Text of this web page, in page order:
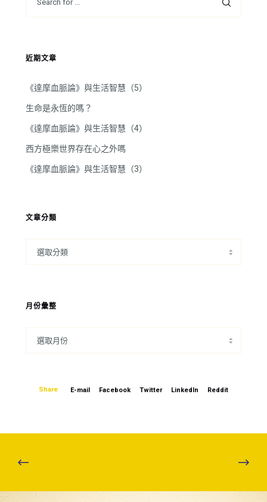
近期文章
《達摩血脈論》與生活智慧（5）
生命是永恆的嗎？
《達摩血脈論》與生活智慧（4）
西方極樂世界存在心之外嗎
《達摩血脈論》與生活智慧（3）
文章分類
月份彙整
Share E-mail Facebook Twitter LinkedIn Reddit